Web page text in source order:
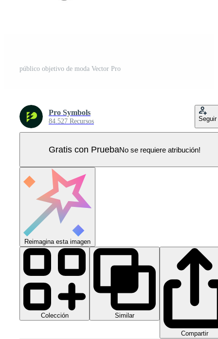
público objetivo de moda Vector Pro
Pro Symbols
84.527 Recursos Seguir
Gratis con PruebaNo se requiere atribución!
Reimagina esta imagen
Colección Similar
Compartir